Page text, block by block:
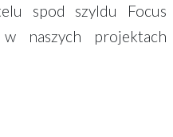
spod szyldu Focus
naszych projektach